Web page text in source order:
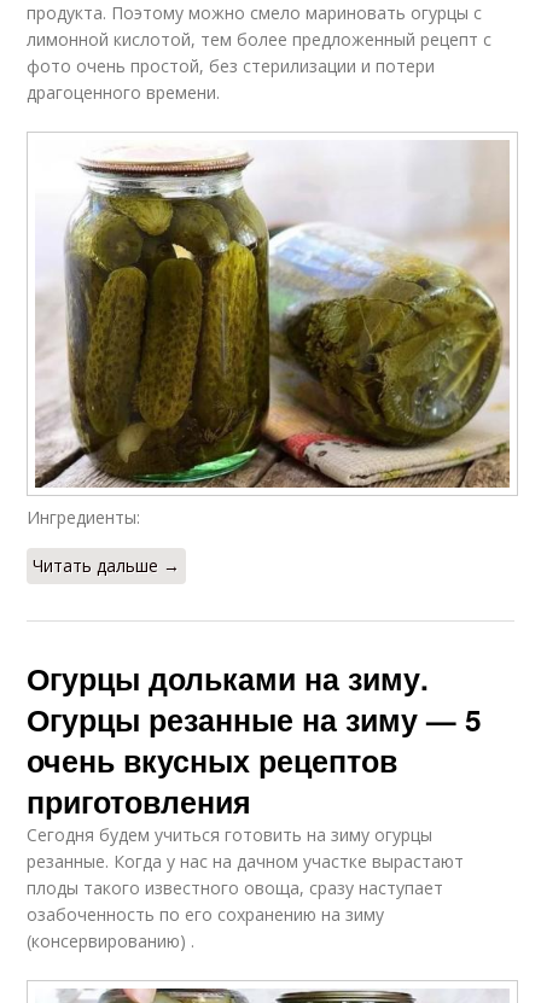
продукта. Поэтому можно смело мариновать огурцы с
лимонной кислотой, тем более предложенный рецепт с
фото очень простой, без стерилизации и потери
драгоценного времени.
Ингредиенты:
Читать дальше →
Огурцы дольками на зиму.
Огурцы резанные на зиму — 5
очень вкусных рецептов
приготовления
Сегодня будем учиться готовить на зиму огурцы
резанные. Когда у нас на дачном участке вырастают
плоды такого известного овоща, сразу наступает
озабоченность по его сохранению на зиму
(консервированию) .